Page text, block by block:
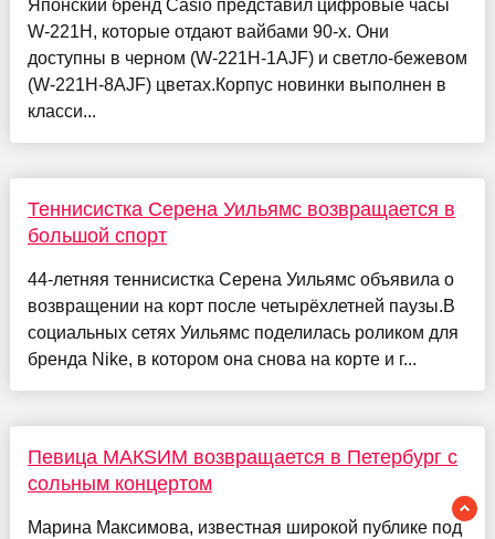
Японский бренд Casio представил цифровые часы
W-221H, которые отдают вайбами 90-х. Они
доступны в черном (W-221H-1AJF) и светло-бежевом
(W-221H-8AJF) цветах.Корпус новинки выполнен в
класси...
Теннисистка Серена Уильямс возвращается в
большой спорт
44-летняя теннисистка Серена Уильямс объявила о
возвращении на корт после четырёхлетней паузы.В
социальных сетях Уильямс поделилась роликом для
бренда Nike, в котором она снова на корте и г...
Певица МАКSИМ возвращается в Петербург с
сольным концертом
Марина Максимова, известная широкой публике под